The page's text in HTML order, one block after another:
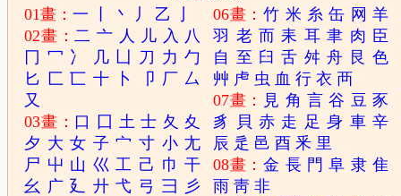
01畫：一 丶 丿 乙
02畫：二 亠 人 儿 入 八
冂 冖 冫 几 凵 刀 力 勹
匕 匚 匸 十 卜 卩 厂 厶
又
03畫： 口 囗 土 士 夂 夊
夕 大 女 子 宀 寸 小 尢
尸 屮 山 巛 工 己 巾 干
幺 广 廴 廾 弋 弓 彐
彡
06畫：竹 米 糸 缶 网 羊
羽 老 而 耒 耳 聿 肉 臣
自 至 臼 舌 舛 舟 艮 色
艸 虍 虫 血 行 衣 襾
07畫： 見 角 言 谷 豆 豕
豸
貝 赤 走 足 身 車 辛
辰 辵 邑 酉 釆 里
08畫：金 長 門 阜 隶 隹
雨 靑 非